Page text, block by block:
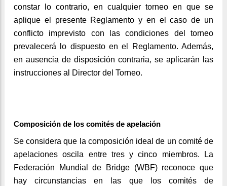
constar lo contrario, en cualquier torneo en que se
aplique el presente Reglamento y en el caso de un
conflicto imprevisto con las condiciones del torneo
prevalecerá lo dispuesto en el Reglamento. Además,
en ausencia de disposición contraria, se aplicarán las
instrucciones al Director del Torneo.
Composición de los comités de apelación
Se considera que la composición ideal de un comité de
apelaciones oscila entre tres y cinco miembros. La
Federación Mundial de Bridge (WBF) reconoce que
hay circunstancias en las que los comités de